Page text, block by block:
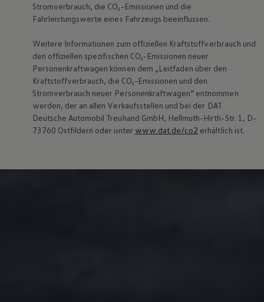
Stromverbrauch, die CO₂-Emissionen und die
Fahrleistungswerte eines Fahrzeugs beeinflussen.
Weitere Informationen zum offiziellen Kraftstoffverbrauch und
den offiziellen spezifischen CO₂-Emissionen neuer
Personenkraftwagen können dem „Leitfaden über den
Kraftstoffverbrauch, die CO₂-Emissionen und den
Stromverbrauch neuer Personenkraftwagen“ entnommen
werden, der an allen Verkaufsstellen und bei der DAT
Deutsche Automobil Treuhand GmbH, Hellmuth-Hirth-Str. 1, D-
73760 Ostfildern oder unter www.dat.de/co2 erhältlich ist.